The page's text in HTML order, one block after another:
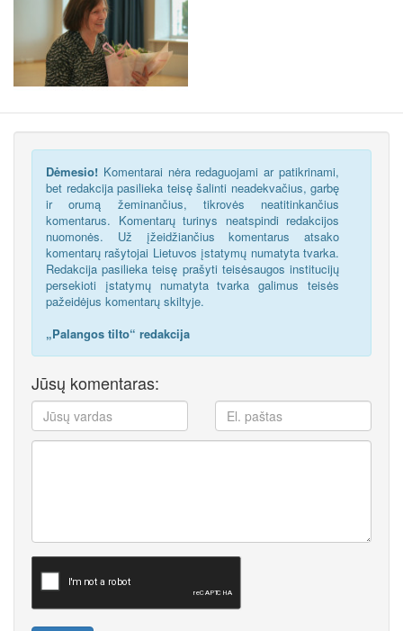
Dėmesio! Komentarai nėra redaguojami ar patikrinami,
bet redakcija pasilieka teisę šalinti neadekvačius, garbę
ir orumą žeminančius, tikrovės neatitinkančius
komentarus. Komentarų turinys neatspindi redakcijos
nuomonės. Už įžeidžiančius komentarus atsako
komentarų rašytojai Lietuvos įstatymų numatyta tvarka.
Redakcija pasilieka teisę prašyti teisėsaugos institucijų
persekioti įstatymų numatyta tvarka galimus teisės
pažeidėjus komentarų skiltyje.
„Palangos tilto“ redakcija
Jūsų komentaras: